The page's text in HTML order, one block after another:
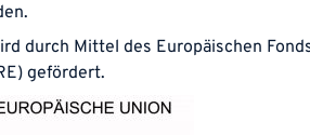
durch Mittel des Europäischen
gefördert.